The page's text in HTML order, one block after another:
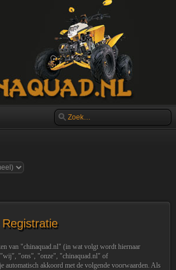
van "chinaquad.nl" (in wat volgt wordt hiernaar
"wij", "ons", "onze", "chinaquad.nl" of
automatisch akkoord met de volgende voorwaarden. Als